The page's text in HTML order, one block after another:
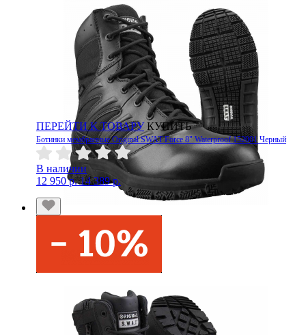
ПЕРЕЙТИ К ТОВАРУ КУПИТЬ
Ботинки мембранные Original SWAT Force 8" Waterproof 152001 Черный
В наличии
12 950 р. 14 389 р.